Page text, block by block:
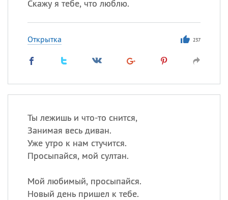
Скажу я тебе, что люблю.
Открытка 237
Ты лежишь и что-то снится,
Занимая весь диван.
Уже утро к нам стучится.
Просыпайся, мой султан.
Мой любимый, просыпайся.
Новый день пришел к тебе.